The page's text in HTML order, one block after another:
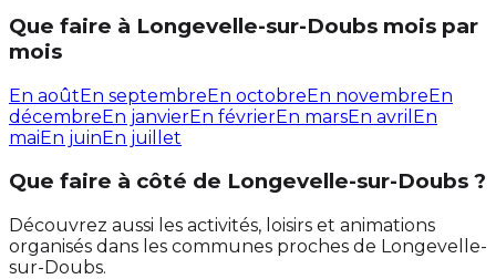
Que faire à Longevelle-sur-Doubs mois par
mois
En aoûtEn septembreEn octobreEn novembreEn
décembreEn janvierEn févrierEn marsEn avril En
maiEn juinEn juillet
Que faire à côté de Longevelle-sur-Doubs ?
Découvrez aussi les activités, loisirs et animations
organisés dans les communes proches de Longevelle-
sur-Doubs.